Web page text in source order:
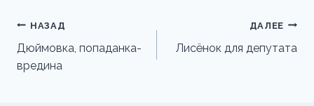
Навигация
по
записям
НАЗАД
Дюймовка, попаданка-
вредина
ДАЛЕЕ
Лисёнок для депутата